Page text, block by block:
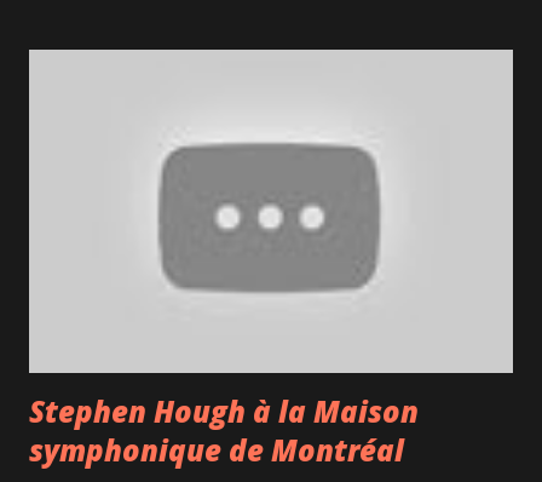
haleine du début à la fin, vraiment superbe. Ce livre a
d'ailleurs obtenu en 2014 le Prix des libraires du Québec et
en 2015 le Prix littéraire des collégiens . 2/ Le livre des
Vérité sur l'Affaire Harry Quebert (écrit en 2012 et vendu à
Stephen Hough à la Maison
symphonique de Montréal